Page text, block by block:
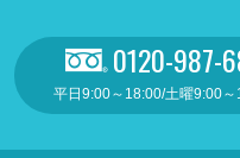
0120-987-
平日9:00～18:00/土曜9:00